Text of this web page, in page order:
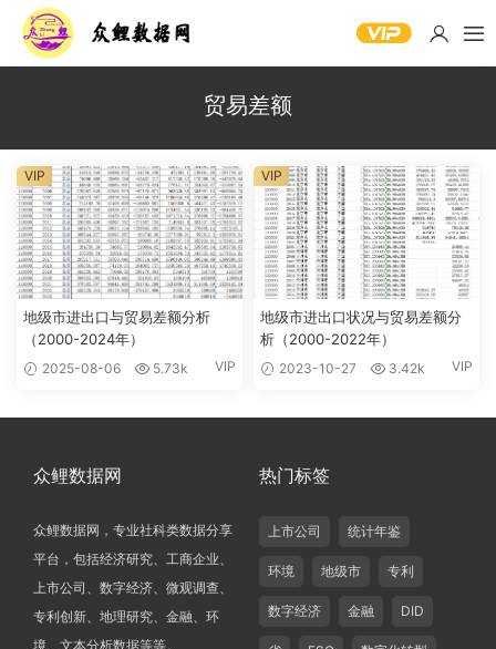
贸易差额
地级市进出口与贸易差额分析
（2000-2024年）
2025-08-06 5.73k VIP
VIP
地级市进出口状况与贸易差额分
析（2000-2022年）
2023-10-27 3.42k VIP
VIP
众鲤数据网
众鲤数据网，专业社科类数据分享
平台，包括经济研究、工商企业、
上市公司、数字经济、微观调查、
专利创新、地理研究、金融、环
境、文本分析数据等等。
热门标签
上市公司 统计年鉴
环境 地级市 专利
数字经济 金融 DID